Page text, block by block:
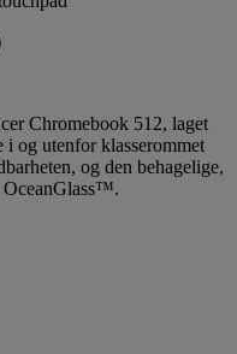
Chromebook 512, laget
og utenfor klasserommet
og den behagelige,
OceanGlass™.